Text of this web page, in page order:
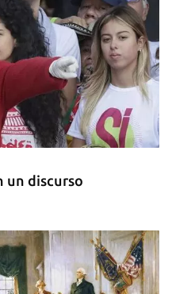
un discurso